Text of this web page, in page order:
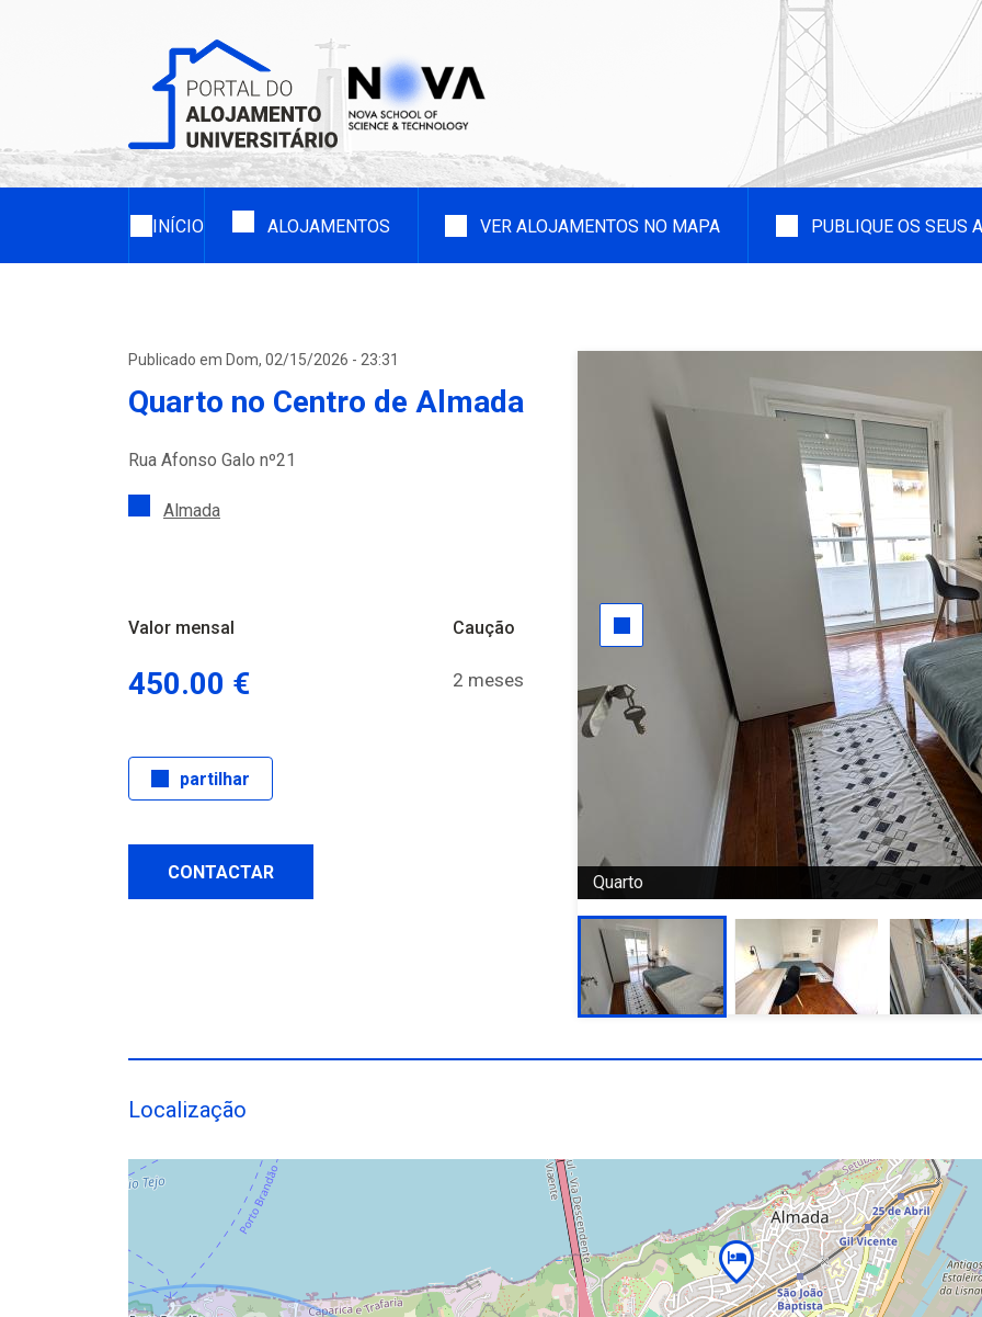
Navegação
principal
INÍCIO ALOJAMENTOS VER ALOJAMENTOS NO MAPA PUBLIQUE OS SEUS
Publicado em Dom, 02/15/2026 - 23:31
Quarto no Centro de Almada
Rua Afonso Galo nº21
Almada
Valor mensal
450.00 €
Caução
2 meses
partilhar
CONTACTAR Quarto
Localização